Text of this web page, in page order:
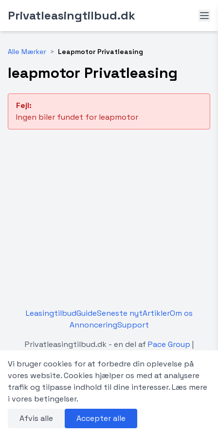
Privatleasingtilbud.dk
Alle Mærker > Leapmotor Privatleasing
leapmotor Privatleasing
Fejl:
Ingen biler fundet for leapmotor
LeasingtilbudGuideSeneste nytArtiklerOm os
AnnonceringSupport
Privatleasingtilbud.dk - en del af Pace Group |
Privatleasingtilbud.dk er en uafhængig platform, der
sammenligner privatleasingtilbud fra forskellige
forhandlere og udbydere i Danmark. Vi er ikke
tilknyttet, autoriseret af eller i samarbejde med de
viste bilmærker.
Vi bruger cookies for at forbedre din oplevelse på
vores website. Cookies hjælper os med at analysere
trafik og tilpasse indhold til dine interesser.Læs mere
i vores betingelser.
Afvis alle
Accepter alle